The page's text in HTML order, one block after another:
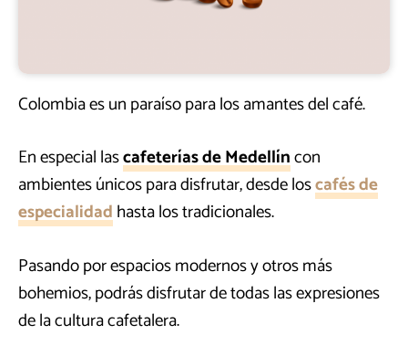
Colombia es un paraíso para los amantes del café.
En especial lascafeterías de Medellíncon
ambientes únicos para disfrutar, desde loscafés de
especialidadhasta los tradicionales.
Pasando por espacios modernos y otros más
bohemios, podrás disfrutar de todas las expresiones
de la cultura cafetalera.